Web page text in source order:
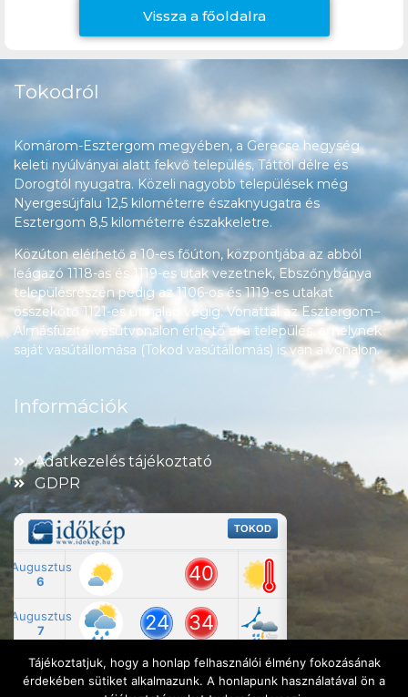
Vissza a főoldalra
Tokodról
Komárom-Esztergom megyében, a Gerecse hegység
keleti nyúlványai alatt fekvő település, Táttól délre és
Dorogtól nyugatra. Közeli nagyobb települések még
Nyergesújfalu 12,5 kilométerre északnyugatra és
Esztergom 8,5 kilométerre északkeletre.
Közúton elérhető a 10-es főúton, központjába az abból
leágazó 1118-as és 1119-es utak vezetnek, Ebszőnybánya
településrészén pedig az 1106-os és 1119-es utakat
összekötő 1121-es út halad végig. Vonattal az Esztergom–
Almásfüzitő-vasútvonalon érhető el a település, amelynek
saját vasútállomása (Tokod vasútállomás) is van a vonalon.
Információk
Adatkezelés tájékoztató
GDPR
Tájékoztatjuk, hogy a honlap felhasználói élmény fokozásának
érdekében sütiket alkalmazunk. A honlapunk használatával ön a